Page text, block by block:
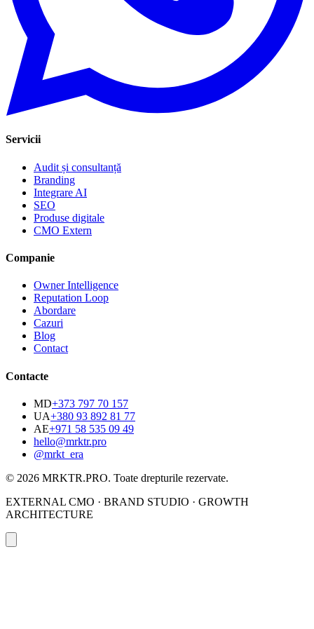
Servicii
Audit și consultanță
Branding
Integrare AI
SEO
Produse digitale
CMO Extern
Companie
Owner Intelligence
Reputation Loop
Abordare
Cazuri
Blog
Contact
Contacte
MD+373 797 70 157
UA+380 93 892 81 77
AE+971 58 535 09 49
hello@mrktr.pro
@mrkt_era
© 2026 MRKTR.PRO. Toate drepturile rezervate.
EXTERNAL CMO · BRAND STUDIO · GROWTH
ARCHITECTURE